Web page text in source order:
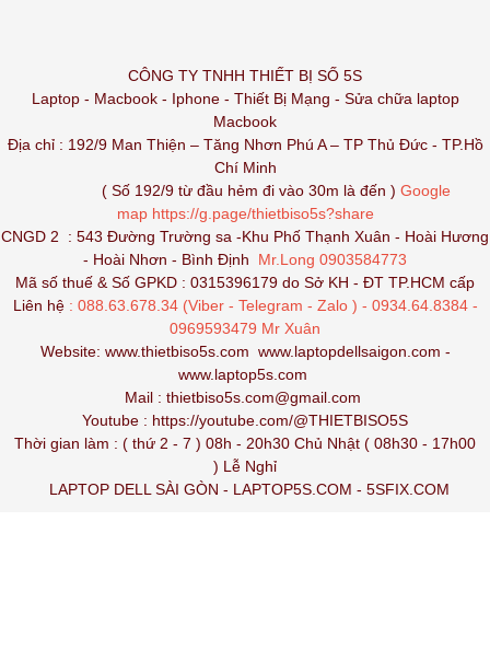
CÔNG TY TNHH THIẾT BỊ SỐ 5S
Laptop - Macbook - Iphone - Thiết Bị Mạng - Sửa chữa laptop
Macbook
Địa chỉ : 192/9 Man Thiện – Tăng Nhơn Phú A – TP Thủ Đức - TP.Hồ
Chí Minh
( Số 192/9 từ đầu hẻm đi vào 30m là đến ) Google
map https://g.page/thietbiso5s?share
CNGD 2 : 543 Đường Trường sa -Khu Phố Thạnh Xuân - Hoài Hương
- Hoài Nhơn - Bình Định
Mr.Long 0903584773
Mã số thuế & Số GPKD : 0315396179 do Sở KH - ĐT TP.HCM cấp
Liên hệ : 088.63.678.34 (Viber - Telegram - Zalo ) - 0934.64.8384 -
0969593479 Mr Xuân
Website: www.thietbiso5s.com www.laptopdellsaigon.com -
www.laptop5s.com
Mail : thietbiso5s.com@gmail.com
Youtube : https://youtube.com/@THIETBISO5S
Thời gian làm : ( thứ 2 - 7 ) 08h - 20h30 Chủ Nhật ( 08h30 - 17h00
) Lễ Nghỉ
LAPTOP DELL SÀI GÒN - LAPTOP5S.COM - 5SFIX.COM